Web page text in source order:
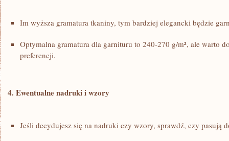
Im wyższa gramatura‍ tkaniny, tym​ bardziej elegancki będzie
Optymalna gramatura dla garnituru‌ to⁣ 240-270 g/m², ⁤ale⁣ warto
preferencji.
4. Ewentualne nadruki⁢ i wzory
Jeśli decydujesz się na nadruki ‍czy wzory,​ sprawdź, czy pasują